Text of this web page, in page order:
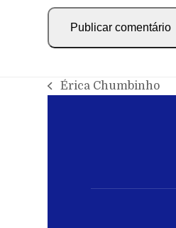
Érica Chumbinho